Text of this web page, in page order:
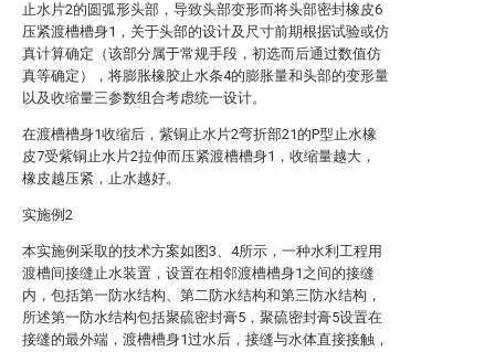
止水片2的圆弧形头部，导致头部变形而将头部密封橡皮6
压紧渡槽槽身1，关于头部的设计及尺寸前期根据试验或仿
真计算确定（该部分属于常规手段，初选而后通过数值仿
真等确定），将膨胀橡胶止水条4的膨胀量和头部的变形量
以及收缩量三参数组合考虑统一设计。
在渡槽槽身1收缩后，紫铜止水片2弯折部21的P型止水橡
皮7受紫铜止水片2拉伸而压紧渡槽槽身1，收缩量越大，
橡皮越压紧，止水越好。
实施例2
本实施例采取的技术方案如图3、4所示，一种水利工程用
渡槽间接缝止水装置，设置在相邻渡槽槽身1之间的接缝
内，包括第一防水结构、第二防水结构和第三防水结构，
所述第一防水结构包括聚硫密封膏5，聚硫密封膏5设置在
接缝的最外端，渡槽槽身1过水后，接缝与水体直接接触，